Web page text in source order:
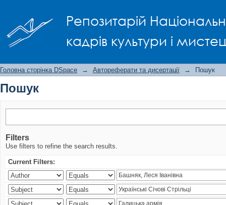
Репозитарій
кадрів культури і
Головна сторінка DSpace → Автореферати та дисертації → Пошук
Пошук
Filters
Use filters to refine the search results.
Current Filters: